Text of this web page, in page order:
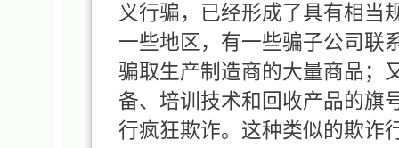
义行骗，已经形成了具有相当
一些地区，有一些骗子公司联
骗取生产制造商的大量商品；
备、培训技术和回收产品的旗
行疯狂欺诈。这种类似的欺诈